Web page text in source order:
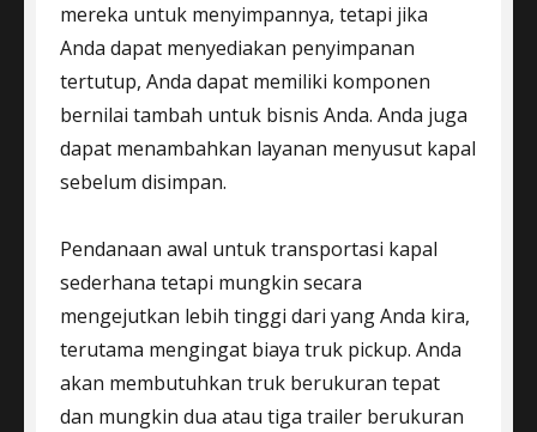
mereka untuk menyimpannya, tetapi jika
Anda dapat menyediakan penyimpanan
tertutup, Anda dapat memiliki komponen
bernilai tambah untuk bisnis Anda. Anda juga
dapat menambahkan layanan menyusut kapal
sebelum disimpan.
Pendanaan awal untuk transportasi kapal
sederhana tetapi mungkin secara
mengejutkan lebih tinggi dari yang Anda kira,
terutama mengingat biaya truk pickup. Anda
akan membutuhkan truk berukuran tepat
dan mungkin dua atau tiga trailer berukuran